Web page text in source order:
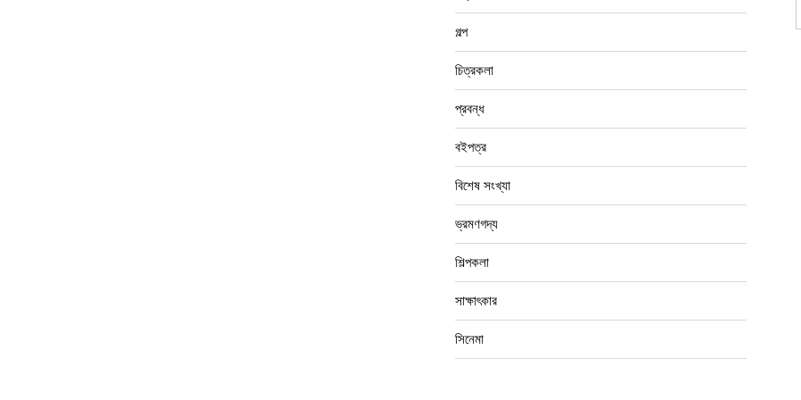
গদ্য
গল্প
চিত্রকলা
প্রবন্ধ
বইপত্র
বিশেষ সংখ্যা
ভ্রমণগদ্য
শিল্পকলা
সাক্ষাৎকার
সিনেমা